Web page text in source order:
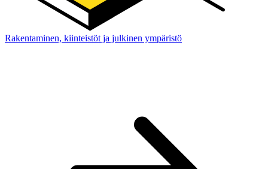
Rakentaminen, kiinteistöt ja julkinen ympäristö